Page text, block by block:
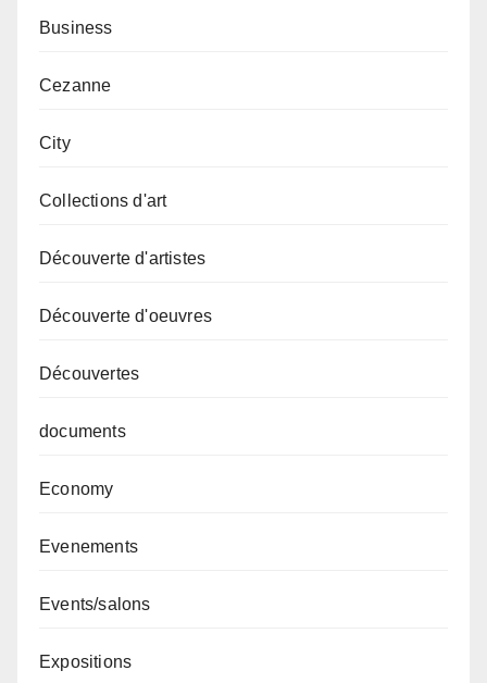
Business
Cezanne
City
Collections d'art
Découverte d'artistes
Découverte d'oeuvres
Découvertes
documents
Economy
Evenements
Events/salons
Expositions